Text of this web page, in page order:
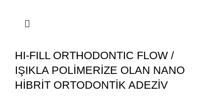
HI-FILL ORTHODONTIC FLOW /
IŞIKLA POLİMERİZE OLAN NANO
HİBRİT ORTODONTİK ADEZİV